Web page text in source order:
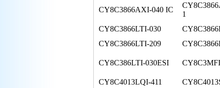
CY8C3866AXI-040 IC
1
CY8C3866LTI-030
CY8C3866LTI-209
CY8C386LTI-030ESI
CY8C4013LQI-411